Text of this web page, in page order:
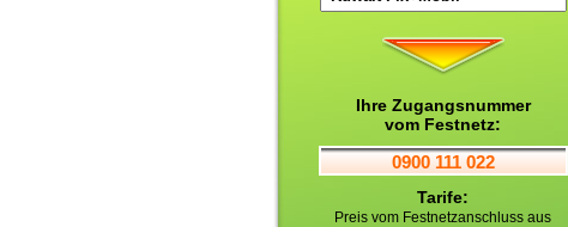
Ihre Zugangsnummer
vom Festnetz:
0900 111 022
Tarife:
Preis vom Festnetzanschluss aus